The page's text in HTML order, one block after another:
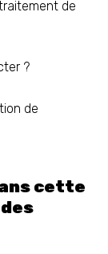
de
?
de
cette